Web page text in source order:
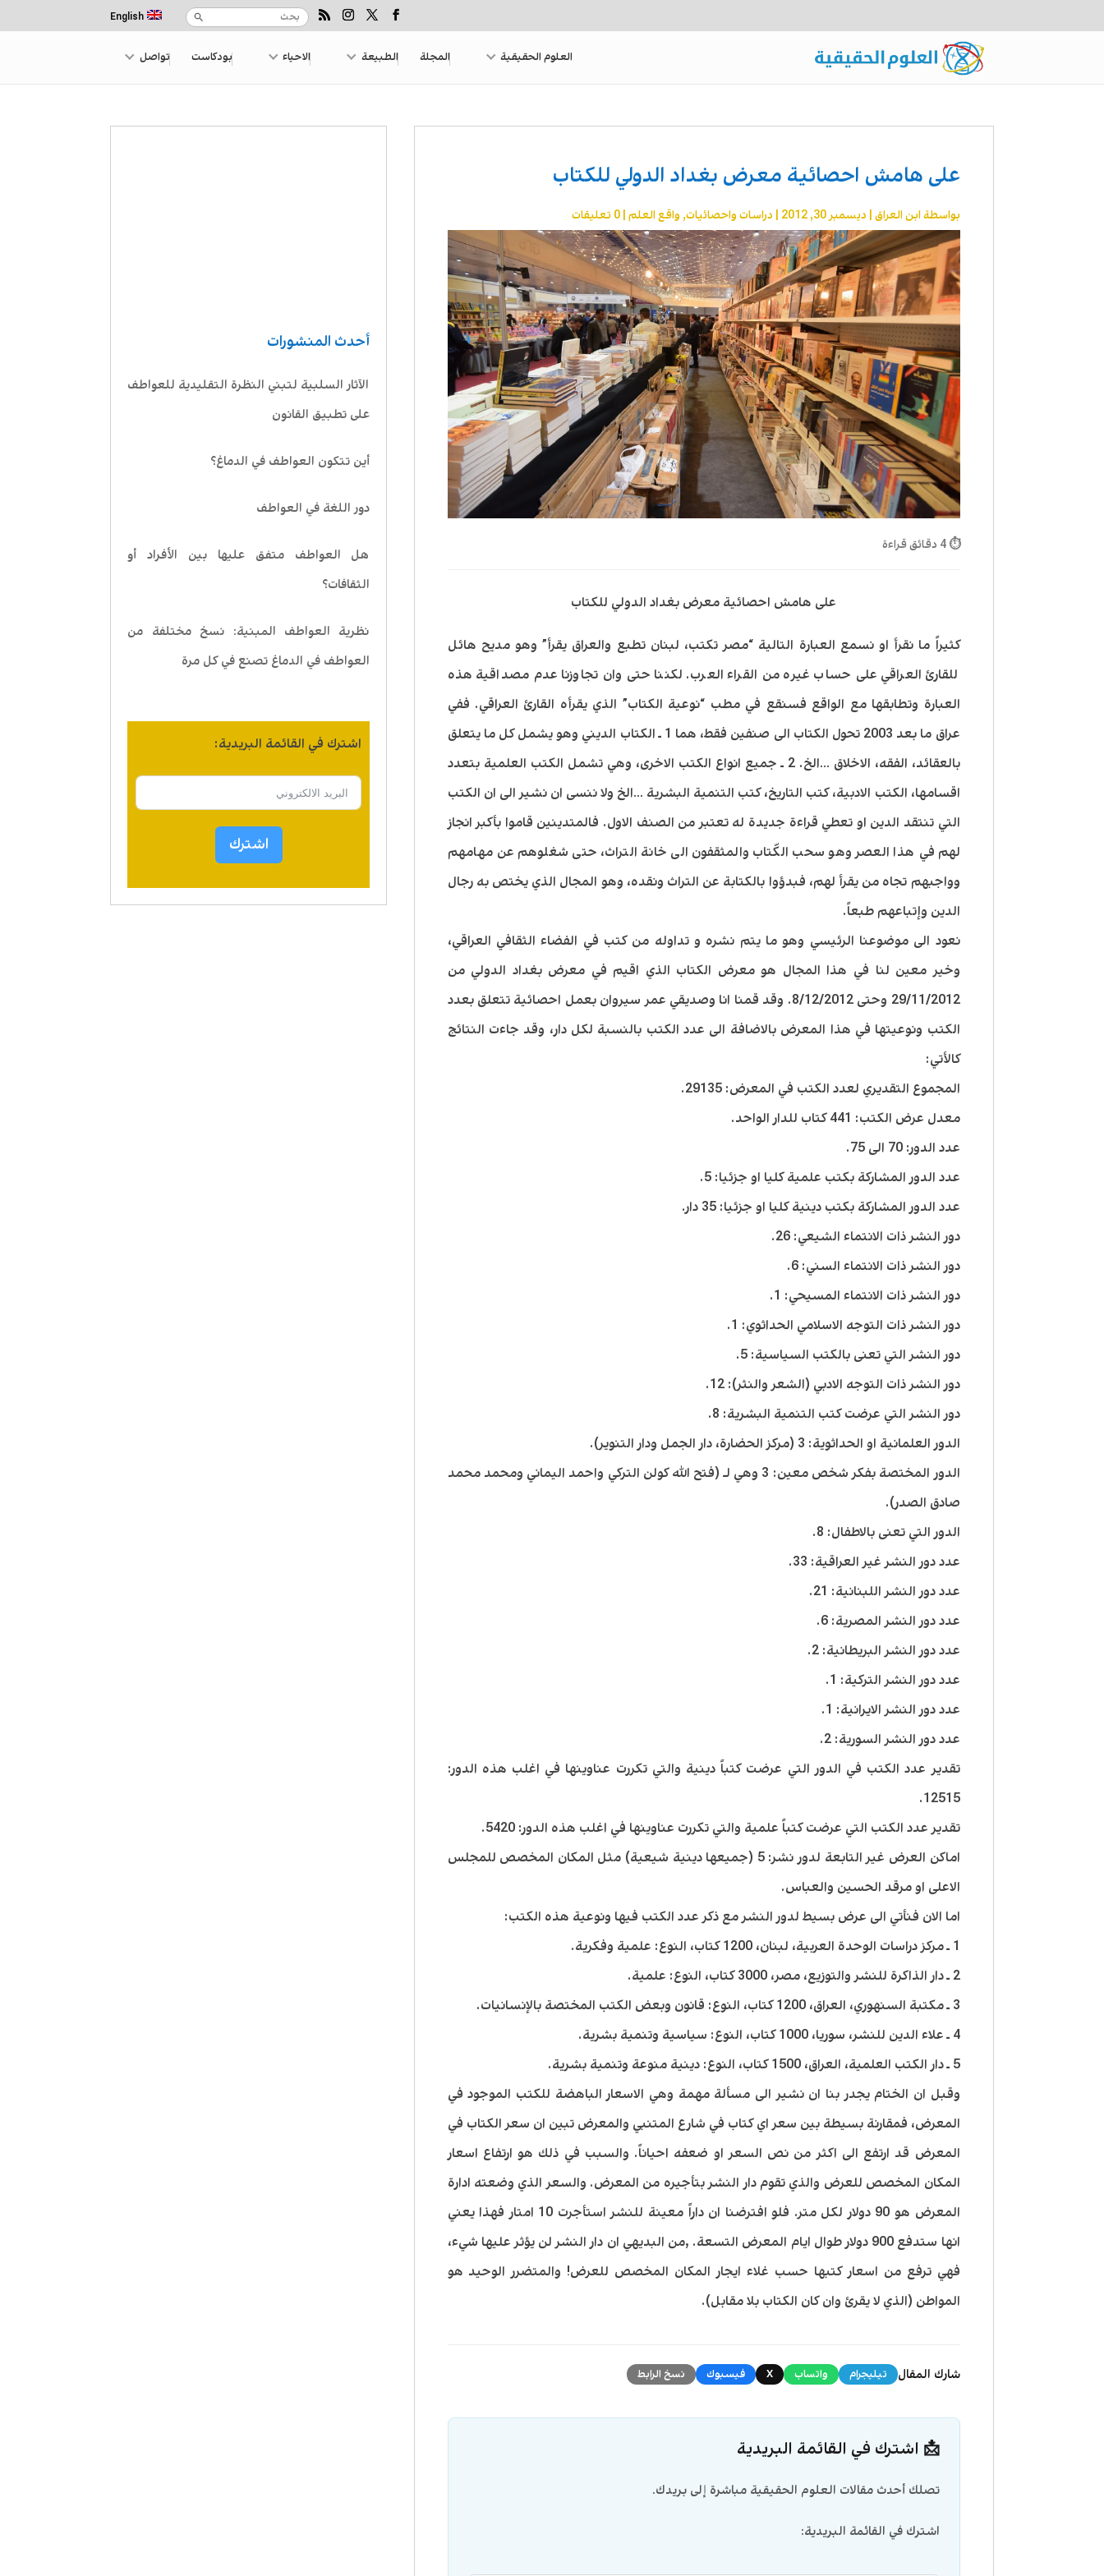
English
العلوم الحقيقية المجلة الطبيعة الاحياء بودكاست تواصل
أحدث المنشورات
الآثار السلبية لتبني النظرة التقليدية للعواطف
على تطبيق القانون
أين تتكون العواطف في الدماغ؟
دور اللغة في العواطف
هل العواطف متفق عليها بين الأفراد أو
الثقافات؟
نظرية العواطف المبنية: نسخ مختلفة من
العواطف في الدماغ تصنع في كل مرة
اشترك في القائمة البريدية:
اشترك
على هامش احصائية معرض بغداد الدولي للكتاب
بواسطةابن العراق | ديسمبر 30, 2012 | دراسات واحصائيات, واقع العلم |0 تعليقات
⏱ 4 دقائق قراءة
على هامش احصائية معرض بغداد الدولي للكتاب
كثيراً ما نقرأ او نسمع العبارة التالية “مصر تكتب، لبنان تطبع والعراق يقرأ” وهو مديح هائل
للقارئ العراقي على حساب غيره من القراء العرب. لكننا حتى وان تجاوزنا عدم مصداقية هذه
العبارة وتطابقها مع الواقع فسنقع في مطب “نوعية الكتاب” الذي يقرأه القارئ العراقي. ففي
عراق ما بعد 2003 تحول الكتاب الى صنفين فقط، هما 1 ـ الكتاب الديني وهو يشمل كل ما يتعلق
بالعقائد، الفقه، الاخلاق …الخ. 2 ـ جميع انواع الكتب الاخرى، وهي تشمل الكتب العلمية بتعدد
اقسامها، الكتب الادبية، كتب التاريخ، كتب التنمية البشرية …الخ ولا ننسى ان نشير الى ان الكتب
التي تنتقد الدين او تعطي قراءة جديدة له تعتبر من الصنف الاول. فالمتدينين قاموا بأكبر انجاز
لهم في هذا العصر وهو سحب الكّتاب والمثقفون الى خانة التراث، حتى شغلوهم عن مهامهم
وواجبهم تجاه من يقرأ لهم، فبدؤوا بالكتابة عن التراث ونقده، وهو المجال الذي يختص به رجال
الدين وإتباعهم طبعاً.
نعود الى موضوعنا الرئيسي وهو ما يتم نشره و تداوله من كتب في الفضاء الثقافي العراقي،
وخير معين لنا في هذا المجال هو معرض الكتاب الذي اقيم في معرض بغداد الدولي من
29/11/2012 وحتى 8/12/2012. وقد قمنا انا وصديقي عمر سيروان بعمل احصائية تتعلق بعدد
الكتب ونوعيتها في هذا المعرض بالاضافة الى عدد الكتب بالنسبة لكل دار، وقد جاءت النتائج
كالأتي:
المجموع التقديري لعدد الكتب في المعرض: 29135.
معدل عرض الكتب: 441 كتاب للدار الواحد.
عدد الدور: 70 الى 75.
عدد الدور المشاركة بكتب علمية كليا او جزئيا: 5.
عدد الدور المشاركة بكتب دينية كليا او جزئيا: 35 دار.
دور النشر ذات الانتماء الشيعي: 26.
دور النشر ذات الانتماء السني: 6.
دور النشر ذات الانتماء المسيحي: 1.
دور النشر ذات التوجه الاسلامي الحداثوي: 1.
دور النشر التي تعنى بالكتب السياسية: 5.
دور النشر ذات التوجه الادبي (الشعر والنثر): 12.
دور النشر التي عرضت كتب التنمية البشرية: 8.
الدور العلمانية او الحداثوية: 3 (مركز الحضارة، دار الجمل ودار التنوير).
الدور المختصة بفكر شخص معين: 3 وهي لـ (فتح الله كولن التركي واحمد اليماني ومحمد محمد
صادق الصدر).
الدور التي تعنى بالاطفال: 8.
عدد دور النشر غير العراقية: 33.
عدد دور النشر اللبنانية: 21.
عدد دور النشر المصرية: 6.
عدد دور النشر البريطانية: 2.
عدد دور النشر التركية: 1.
عدد دور النشر الايرانية: 1.
عدد دور النشر السورية: 2.
تقدير عدد الكتب في الدور التي عرضت كتباً دينية والتي تكررت عناوينها في اغلب هذه الدور:
12515.
تقدير عدد الكتب التي عرضت كتباً علمية والتي تكررت عناوينها في اغلب هذه الدور: 5420.
اماكن العرض غير التابعة لدور نشر: 5 (جميعها دينية شيعية) مثل المكان المخصص للمجلس
الاعلى او مرقد الحسين والعباس.
اما الان فنأتي الى عرض بسيط لدور النشر مع ذكر عدد الكتب فيها ونوعية هذه الكتب:
1 ـ مركز دراسات الوحدة العربية، لبنان، 1200 كتاب، النوع: علمية وفكرية.
2 ـ دار الذاكرة للنشر والتوزيع، مصر، 3000 كتاب، النوع: علمية.
3 ـ مكتبة السنهوري، العراق، 1200 كتاب، النوع: قانون وبعض الكتب المختصة بالإنسانيات.
4 ـ علاء الدين للنشر، سوريا، 1000 كتاب، النوع: سياسية وتنمية بشرية.
5 ـ دار الكتب العلمية، العراق، 1500 كتاب، النوع: دينية منوعة وتنمية بشرية.
وقبل ان الختام يجدر بنا ان نشير الى مسألة مهمة وهي الاسعار الباهضة للكتب الموجود في
المعرض، فمقارنة بسيطة بين سعر اي كتاب في شارع المتنبي والمعرض تبين ان سعر الكتاب في
المعرض قد ارتفع الى اكثر من نص السعر او ضعفه احياناً. والسبب في ذلك هو ارتفاع اسعار
المكان المخصص للعرض والذي تقوم دار النشر بتأجيره من المعرض. والسعر الذي وضعته ادارة
المعرض هو 90 دولار لكل متر. فلو افترضنا ان داراً معينة للنشر استأجرت 10 امتار فهذا يعني
انها ستدفع 900 دولار طوال ايام المعرض التسعة. ,من البديهي ان دار النشر لن يؤثر عليها شيء،
فهي ترفع من اسعار كتبها حسب غلاء ايجار المكان المخصص للعرض! والمتضرر الوحيد هو
المواطن (الذي لا يقرئ وان كان الكتاب بلا مقابل).
شارك المقال تيليجرام واتساب X فيسبوك نسخ الرابط
📩 اشترك في القائمة البريدية
تصلك أحدث مقالات العلوم الحقيقية مباشرة إلى بريدك.
اشترك في القائمة البريدية: